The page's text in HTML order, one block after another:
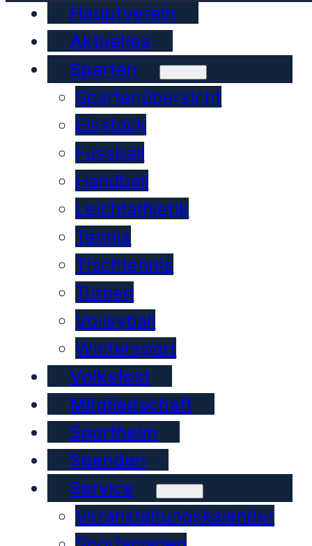
Hauptverein
Aktuelles
Sparten
Spartenübersicht
Eisstock
Fussball
Handball
Leichtathletik
Tennis
Tischtennis
Turnen
Volleyball
Wintersport
Volksfest
Mitgliedschaft
Sportheim
Spenden
Service
Veranstaltungskalender